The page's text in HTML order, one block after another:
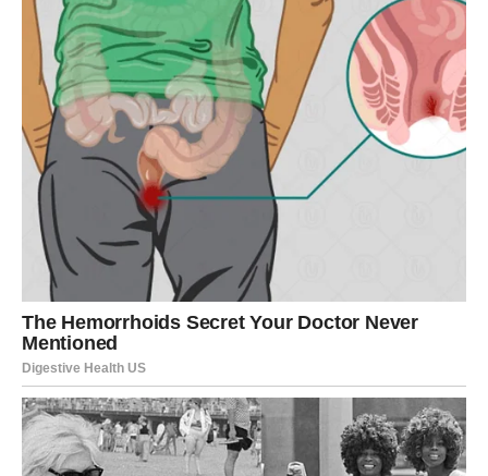
kojem se jasno vidi gde dolazi do gubitaka, ali i gde
postoji potencijal za stabilizaciju.
Promene koje dolaze nisu nužno negativne – one su pre
svega razotkrivajuće i vode ka realnijem sagledavanju
situacije.